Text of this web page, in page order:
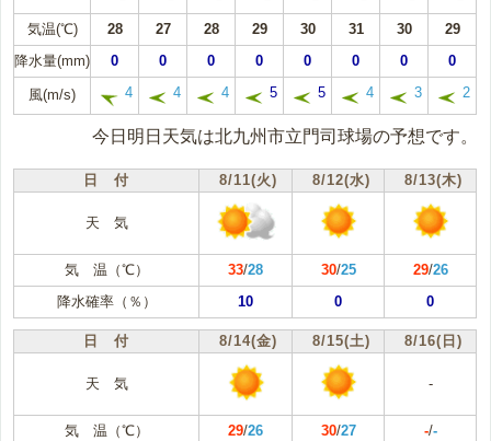
気温(℃) 28 27 28 29 30 31 30
29
降水量(mm)
0 0 0 0 0 0 0 0
風(m/s) 4 4 4 5 5 4 3 2
今日明日天気は北九州市立門司球場の予想です。
日 付 8/11(火) 8/12(水) 8/13(木)
天 気
気 温（℃） 33/28 30/25 29/26
降水確率（％）
10 0 0
日 付 8/14(金) 8/15(土) 8/16(日)
天 気 -
気 温（℃） 29/26 30/27 -/-